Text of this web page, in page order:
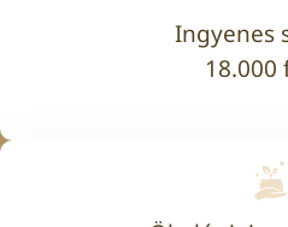
Ingyenes
18.000